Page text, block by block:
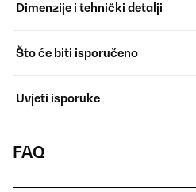
Dimenzije i tehnički detalji
Što će biti isporučeno
Uvjeti isporuke
FAQ